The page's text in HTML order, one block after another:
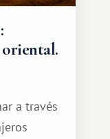
oriental.
a través